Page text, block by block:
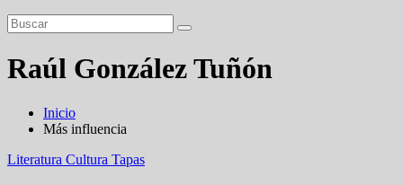
Raúl González Tuñón
Inicio
Más influencia
Literatura Cultura Tapas